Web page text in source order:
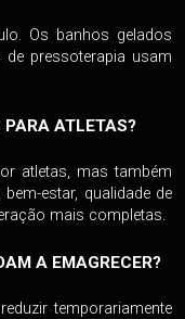
Os banhos gelados
pressoterapia usam
PARA ATLETAS?
atletas, mas também
estar, qualidade de
mais completas.
A EMAGRECER?
temporariamente